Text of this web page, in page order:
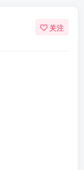
关注